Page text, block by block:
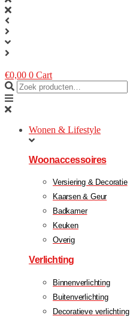
€0,00 0 Cart
Wonen & Lifestyle
Woonaccessoires
Versiering & Decoratie
Kaarsen & Geur
Badkamer
Keuken
Overig
Verlichting
Binnenverlichting
Buitenverlichting
Decoratieve verlichting